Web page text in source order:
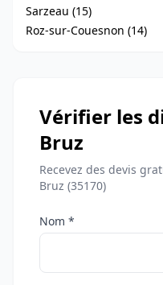
Sarzeau (15)
Roz-sur-Couesnon (14)
Vérifier les
Bruz
Recevez des devis
Bruz (35170)
Nom *